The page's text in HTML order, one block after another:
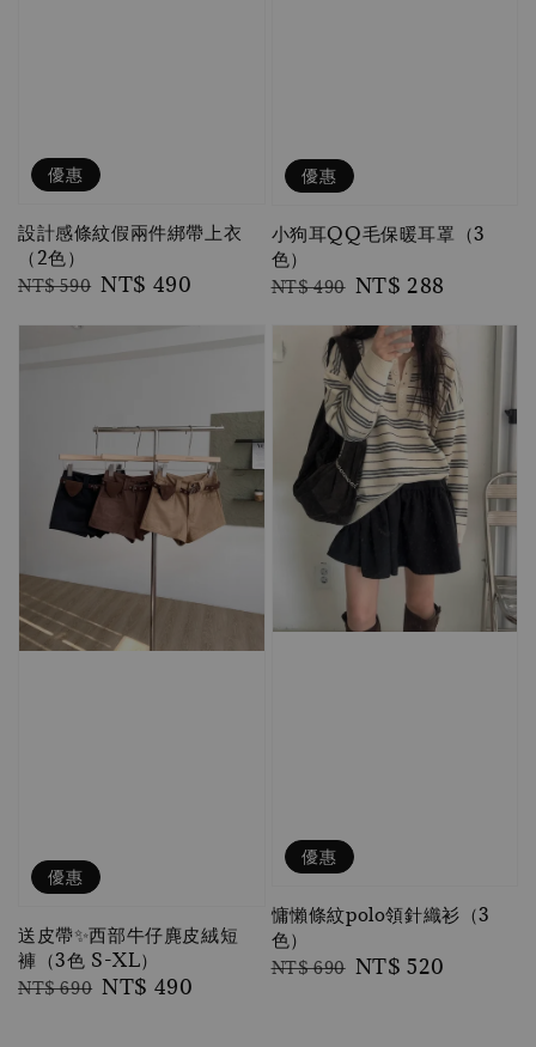
優惠
設計感條紋假兩件綁帶上衣
（2色）
Regular
NT$ 590 Sale
NT$ 490
優惠
小狗耳QQ毛保暖耳罩（3
色）
Regular
NT$ 490 Sale
NT$ 288
優惠
送皮帶✨西部牛仔麂皮絨短
褲（3色 S-XL）
Regular
NT$ 690 Sale
NT$ 490
優惠
慵懶條紋polo領針織衫（3
色）
Regular
NT$ 690 Sale
NT$ 520